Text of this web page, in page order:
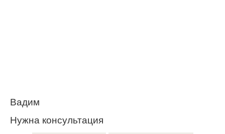
Вадим
Нужна консультация